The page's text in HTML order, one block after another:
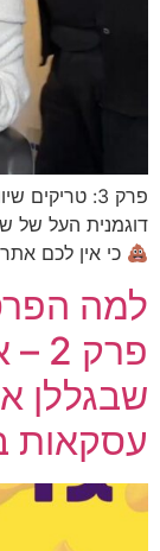
פרק 3:
דוגמנית העל של
כי אין לכם
למה
שבגללן
עסקאות